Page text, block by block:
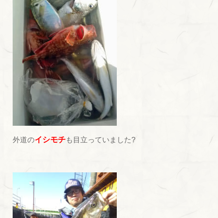
外道のイシモチも目立っていました?